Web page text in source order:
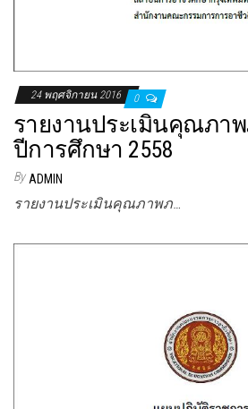
24 พฤศจิกายน 2016 0
รายงานประเมินคุณภา
ปีการศึกษา 2558
By ADMIN
รายงานประเมินคุณภาพภ…